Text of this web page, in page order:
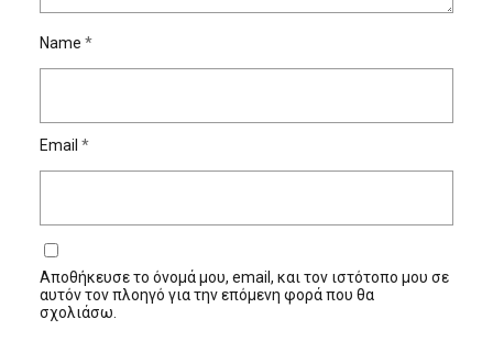
Name *
Email *
Αποθήκευσε το όνομά μου, email, και τον ιστότοπο μου σε
αυτόν τον πλοηγό για την επόμενη φορά που θα
σχολιάσω.